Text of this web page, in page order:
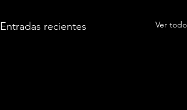
Entradas recientes Ver todo